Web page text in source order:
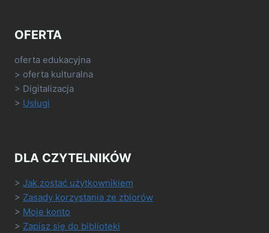
OFERTA
oferta edukacyjna
> oferta kulturalna
> Digitalizacja
> Usługi
DLA CZYTELNIKÓW
> Jak zostać użytkownikiem
> Zasady korzystania ze zbiorów
> Moje konto
> Zapisz się do biblioteki